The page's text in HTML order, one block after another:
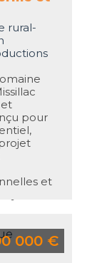
rural-
pour
et
000 €